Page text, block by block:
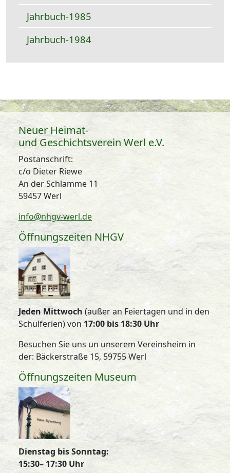
Jahrbuch-1985
Jahrbuch-1984
Neuer Heimat-
und Geschichtsverein Werl e.V.
Postanschrift:
c/o Dieter Riewe
An der Schlamme 11
59457 Werl
info@nhgv-werl.de
Öffnungszeiten NHGV
Jeden Mittwoch (außer an Feiertagen und in den
Schulferien) von 17:00 bis 18:30 Uhr
Besuchen Sie uns un unserem Vereinsheim in
der: Bäckerstraße 15, 59755 Werl
Öffnungszeiten Museum
Dienstag bis Sonntag:
15:30– 17:30 Uhr